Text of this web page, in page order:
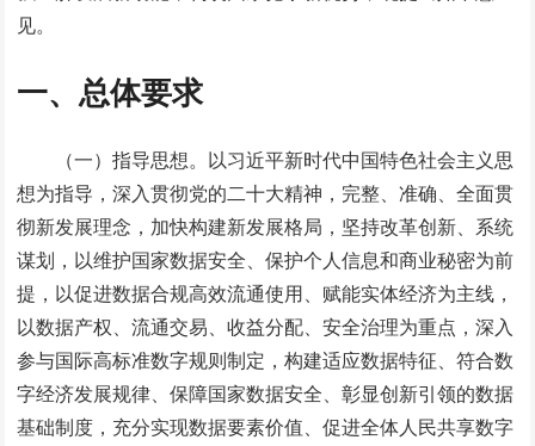
见。
一、总体要求
（一）指导思想。以习近平新时代中国特色社会主义思
想为指导，深入贯彻党的二十大精神，完整、准确、全面贯
彻新发展理念，加快构建新发展格局，坚持改革创新、系统
谋划，以维护国家数据安全、保护个人信息和商业秘密为前
提，以促进数据合规高效流通使用、赋能实体经济为主线，
以数据产权、流通交易、收益分配、安全治理为重点，深入
参与国际高标准数字规则制定，构建适应数据特征、符合数
字经济发展规律、保障国家数据安全、彰显创新引领的数据
基础制度，充分实现数据要素价值、促进全体人民共享数字